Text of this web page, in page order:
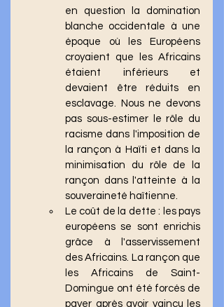
en question la domination
blanche occidentale à une
époque où les Européens
croyaient que les Africains
étaient inférieurs et
devaient être réduits en
esclavage. Nous ne devons
pas sous-estimer le rôle du
racisme dans l'imposition de
la rançon à Haïti et dans la
minimisation du rôle de la
rançon dans l'atteinte à la
souveraineté haïtienne.
Le coût de la dette : les pays
européens se sont enrichis
grâce à l'asservissement
des Africains. La rançon que
les Africains de Saint-
Domingue ont été forcés de
payer après avoir vaincu les